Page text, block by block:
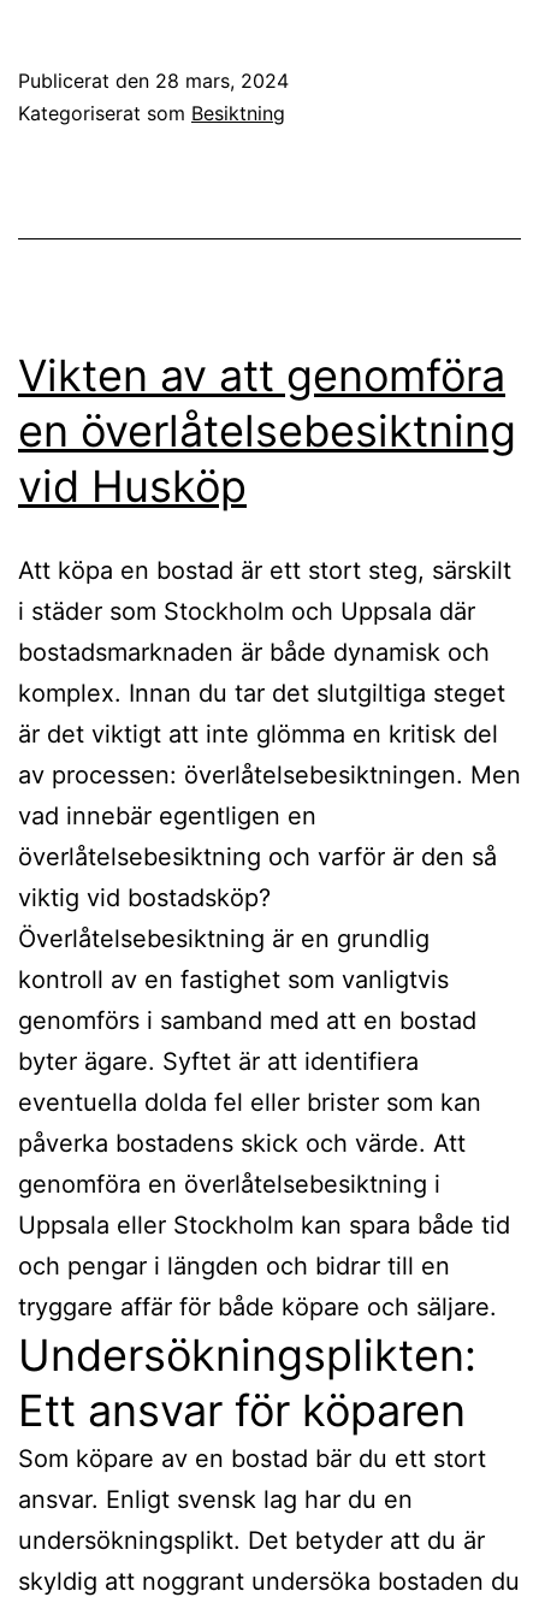
Publicerat den 28 mars, 2024
Kategoriserat som Besiktning
Vikten av att genomföra
en överlåtelsebesiktning
vid Husköp
Att köpa en bostad är ett stort steg, särskilt
i städer som Stockholm och Uppsala där
bostadsmarknaden är både dynamisk och
komplex. Innan du tar det slutgiltiga steget
är det viktigt att inte glömma en kritisk del
av processen: överlåtelsebesiktningen. Men
vad innebär egentligen en
överlåtelsebesiktning och varför är den så
viktig vid bostadsköp?
Överlåtelsebesiktning är en grundlig
kontroll av en fastighet som vanligtvis
genomförs i samband med att en bostad
byter ägare. Syftet är att identifiera
eventuella dolda fel eller brister som kan
påverka bostadens skick och värde. Att
genomföra en överlåtelsebesiktning i
Uppsala eller Stockholm kan spara både tid
och pengar i längden och bidrar till en
tryggare affär för både köpare och säljare.
Undersökningsplikten:
Ett ansvar för köparen
Som köpare av en bostad bär du ett stort
ansvar. Enligt svensk lag har du en
undersökningsplikt. Det betyder att du är
skyldig att noggrant undersöka bostaden du